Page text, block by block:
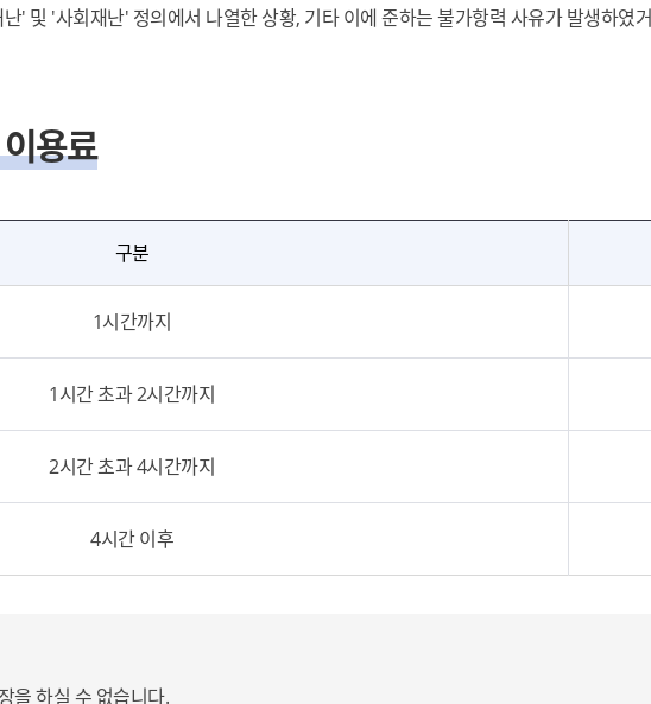
' 및 '사회재난' 정의에서 나열한 상황, 기타 이에 준하는 불가항력 사유가 발생하였
용료
구분
1시간까지
1시간 초과 2시간까지
2시간 초과 4시간까지
4시간 이후
을 하실 수 없습니다.